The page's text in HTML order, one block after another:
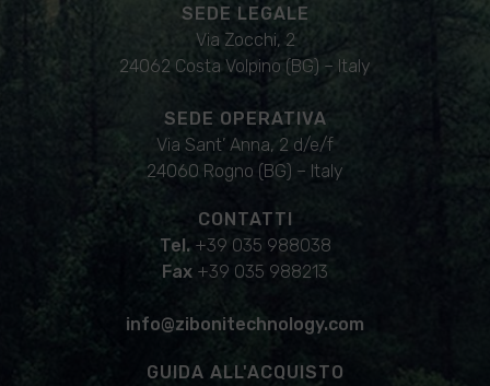
SEDE LEGALE
Via Zocchi, 2
24062 Costa Volpino (BG) – Italy
SEDE OPERATIVA
Via Sant’ Anna, 2 d/e/f
24060 Rogno (BG) – Italy
CONTATTI
Tel.+39 035 988038
Fax +39 035 988213
info@zibonitechnology.com
GUIDA ALL'ACQUISTO